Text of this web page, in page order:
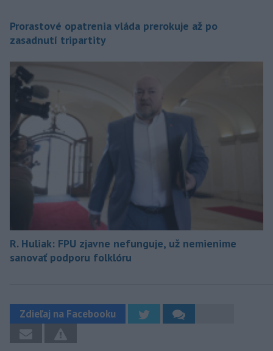
Prorastové opatrenia vláda prerokuje až po
zasadnutí tripartity
R. Huliak: FPU zjavne nefunguje, už nemienime
sanovať podporu folklóru
Zdieľaj na Facebooku